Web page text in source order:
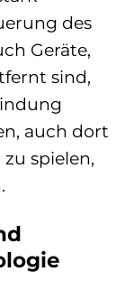
des
Geräte,
sind,
auch dort
spielen,